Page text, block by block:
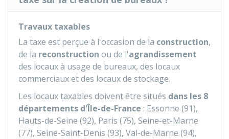
Travaux taxables
La taxe est perçue à l'occasion de la construction,
de la reconstruction ou de l'agrandissement
des locaux à usage de bureaux, des locaux
commerciaux et des locaux de stockage.
Les locaux taxables doivent être situés dans les 8
départements d'Île-de-France : Essonne (91),
Hauts-de-Seine (92), Paris (75), Seine-et-Marne
(77), Seine-Saint-Denis (93), Val-de-Marne (94),